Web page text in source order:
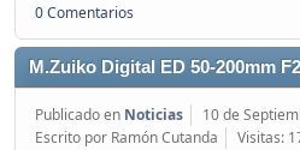
0 Comentarios
M.Zuiko Digital ED 50-200mm
Publicado en Noticias
10 de
Escrito por Ramón Cutanda
Visitas: